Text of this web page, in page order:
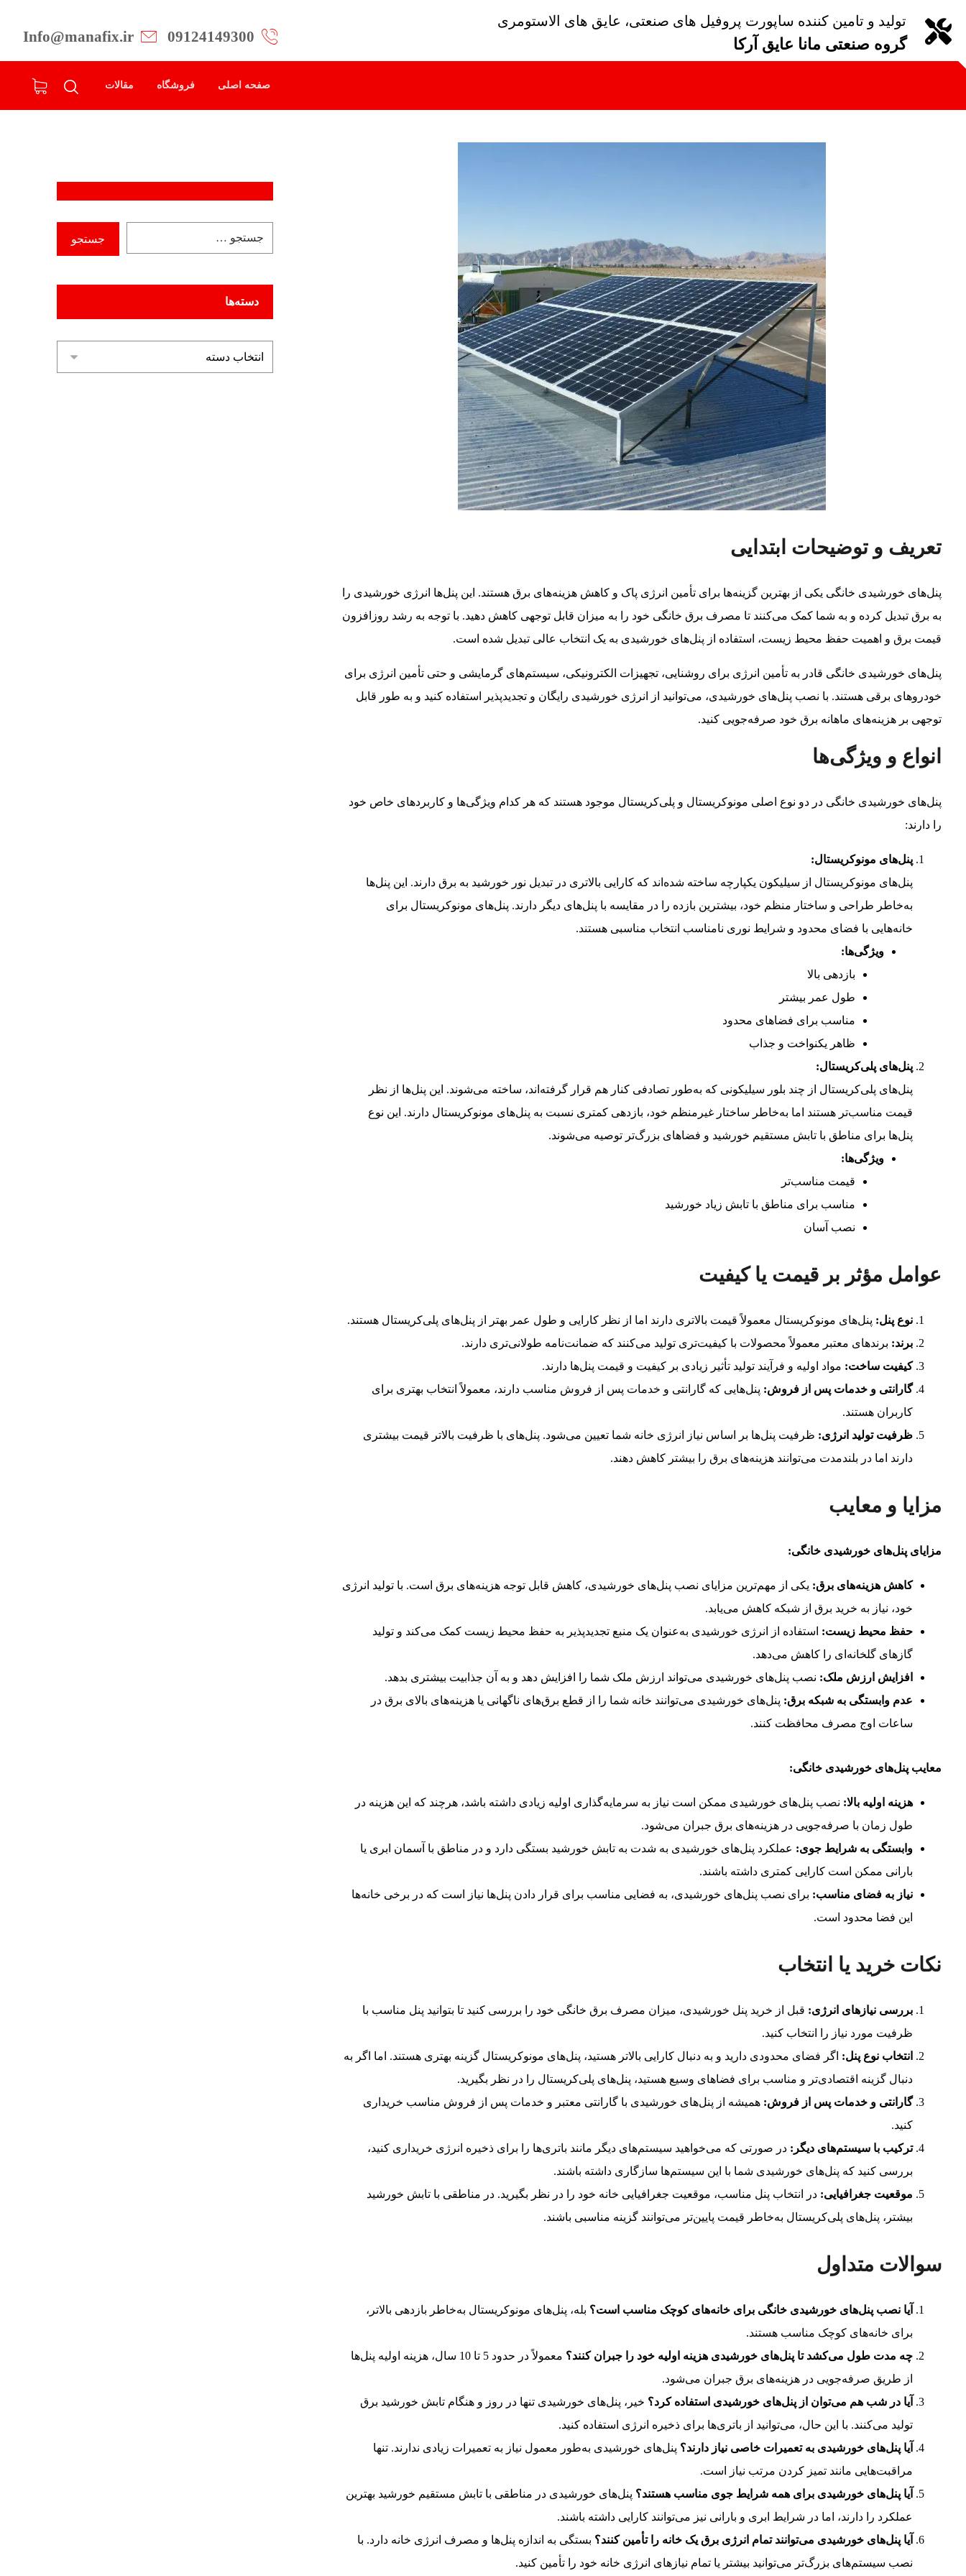
تولید و تامین کننده ساپورت پروفیل های صنعتی، عایق های الاستومری
گروه صنعتی مانا عایق آرکا Info@manafix.ir 09124149300
صفحه اصلی فروشگاه مقالات
تعریف و توضیحات ابتدایی
پنل‌های خورشیدی خانگی یکی از بهترین گزینه‌ها برای تأمین انرژی پاک و کاهش هزینه‌های برق هستند. این پنل‌ها انرژی خورشیدی را
به برق تبدیل کرده و به شما کمک می‌کنند تا مصرف برق خانگی خود را به میزان قابل توجهی کاهش دهید. با توجه به رشد روزافزون
قیمت برق و اهمیت حفظ محیط زیست، استفاده از پنل‌های خورشیدی به یک انتخاب عالی تبدیل شده است.
پنل‌های خورشیدی خانگی قادر به تأمین انرژی برای روشنایی، تجهیزات الکترونیکی، سیستم‌های گرمایشی و حتی تأمین انرژی برای
خودروهای برقی هستند. با نصب پنل‌های خورشیدی، می‌توانید از انرژی خورشیدی رایگان و تجدیدپذیر استفاده کنید و به طور قابل
توجهی بر هزینه‌های ماهانه برق خود صرفه‌جویی کنید.
انواع و ویژگی‌ها
پنل‌های خورشیدی خانگی در دو نوع اصلی مونوکریستال و پلی‌کریستال موجود هستند که هر کدام ویژگی‌ها و کاربردهای خاص خود
را دارند:
پنل‌های مونوکریستال:
پنل‌های مونوکریستال از سیلیکون یکپارچه ساخته شده‌اند که کارایی بالاتری در تبدیل نور خورشید به برق دارند. این پنل‌ها
به‌خاطر طراحی و ساختار منظم خود، بیشترین بازده را در مقایسه با پنل‌های دیگر دارند. پنل‌های مونوکریستال برای
خانه‌هایی با فضای محدود و شرایط نوری نامناسب انتخاب مناسبی هستند.
ویژگی‌ها:
بازدهی بالا
طول عمر بیشتر
مناسب برای فضاهای محدود
ظاهر یکنواخت و جذاب
پنل‌های پلی‌کریستال:
پنل‌های پلی‌کریستال از چند بلور سیلیکونی که به‌طور تصادفی کنار هم قرار گرفته‌اند، ساخته می‌شوند. این پنل‌ها از نظر
قیمت مناسب‌تر هستند اما به‌خاطر ساختار غیرمنظم خود، بازدهی کمتری نسبت به پنل‌های مونوکریستال دارند. این نوع
پنل‌ها برای مناطق با تابش مستقیم خورشید و فضاهای بزرگ‌تر توصیه می‌شوند.
ویژگی‌ها:
قیمت مناسب‌تر
مناسب برای مناطق با تابش زیاد خورشید
نصب آسان
عوامل مؤثر بر قیمت یا کیفیت
نوع پنل: پنل‌های مونوکریستال معمولاً قیمت بالاتری دارند اما از نظر کارایی و طول عمر بهتر از پنل‌های پلی‌کریستال هستند.
برند: برندهای معتبر معمولاً محصولات با کیفیت‌تری تولید می‌کنند که ضمانت‌نامه طولانی‌تری دارند.
کیفیت ساخت: مواد اولیه و فرآیند تولید تأثیر زیادی بر کیفیت و قیمت پنل‌ها دارند.
گارانتی و خدمات پس از فروش: پنل‌هایی که گارانتی و خدمات پس از فروش مناسب دارند، معمولاً انتخاب بهتری برای
کاربران هستند.
ظرفیت تولید انرژی: ظرفیت پنل‌ها بر اساس نیاز انرژی خانه شما تعیین می‌شود. پنل‌های با ظرفیت بالاتر قیمت بیشتری
دارند اما در بلندمدت می‌توانند هزینه‌های برق را بیشتر کاهش دهند.
مزایا و معایب
مزایای پنل‌های خورشیدی خانگی:
کاهش هزینه‌های برق: یکی از مهم‌ترین مزایای نصب پنل‌های خورشیدی، کاهش قابل توجه هزینه‌های برق است. با تولید انرژی
خود، نیاز به خرید برق از شبکه کاهش می‌یابد.
حفظ محیط زیست: استفاده از انرژی خورشیدی به‌عنوان یک منبع تجدیدپذیر به حفظ محیط زیست کمک می‌کند و تولید
گازهای گلخانه‌ای را کاهش می‌دهد.
افزایش ارزش ملک: نصب پنل‌های خورشیدی می‌تواند ارزش ملک شما را افزایش دهد و به آن جذابیت بیشتری بدهد.
عدم وابستگی به شبکه برق: پنل‌های خورشیدی می‌توانند خانه شما را از قطع برق‌های ناگهانی یا هزینه‌های بالای برق در
ساعات اوج مصرف محافظت کنند.
معایب پنل‌های خورشیدی خانگی:
هزینه اولیه بالا: نصب پنل‌های خورشیدی ممکن است نیاز به سرمایه‌گذاری اولیه زیادی داشته باشد، هرچند که این هزینه در
طول زمان با صرفه‌جویی در هزینه‌های برق جبران می‌شود.
وابستگی به شرایط جوی: عملکرد پنل‌های خورشیدی به شدت به تابش خورشید بستگی دارد و در مناطق با آسمان ابری یا
بارانی ممکن است کارایی کمتری داشته باشند.
نیاز به فضای مناسب: برای نصب پنل‌های خورشیدی، به فضایی مناسب برای قرار دادن پنل‌ها نیاز است که در برخی خانه‌ها
این فضا محدود است.
نکات خرید یا انتخاب
بررسی نیازهای انرژی: قبل از خرید پنل خورشیدی، میزان مصرف برق خانگی خود را بررسی کنید تا بتوانید پنل مناسب با
ظرفیت مورد نیاز را انتخاب کنید.
انتخاب نوع پنل: اگر فضای محدودی دارید و به دنبال کارایی بالاتر هستید، پنل‌های مونوکریستال گزینه بهتری هستند. اما اگر به
دنبال گزینه اقتصادی‌تر و مناسب برای فضاهای وسیع هستید، پنل‌های پلی‌کریستال را در نظر بگیرید.
گارانتی و خدمات پس از فروش: همیشه از پنل‌های خورشیدی با گارانتی معتبر و خدمات پس از فروش مناسب خریداری
کنید.
ترکیب با سیستم‌های دیگر: در صورتی که می‌خواهید سیستم‌های دیگر مانند باتری‌ها را برای ذخیره انرژی خریداری کنید،
بررسی کنید که پنل‌های خورشیدی شما با این سیستم‌ها سازگاری داشته باشند.
موقعیت جغرافیایی: در انتخاب پنل مناسب، موقعیت جغرافیایی خانه خود را در نظر بگیرید. در مناطقی با تابش خورشید
بیشتر، پنل‌های پلی‌کریستال به‌خاطر قیمت پایین‌تر می‌توانند گزینه مناسبی باشند.
سوالات متداول
آیا نصب پنل‌های خورشیدی خانگی برای خانه‌های کوچک مناسب است؟ بله، پنل‌های مونوکریستال به‌خاطر بازدهی بالاتر،
برای خانه‌های کوچک مناسب هستند.
چه مدت طول می‌کشد تا پنل‌های خورشیدی هزینه اولیه خود را جبران کنند؟
معمولاً در حدود 5 تا 10 سال، هزینه اولیه پنل‌ها
از طریق صرفه‌جویی در هزینه‌های برق جبران می‌شود.
آیا در شب هم می‌توان از پنل‌های خورشیدی استفاده کرد؟ خیر، پنل‌های خورشیدی تنها در روز و هنگام تابش خورشید برق
تولید می‌کنند. با این حال، می‌توانید از باتری‌ها برای ذخیره انرژی استفاده کنید.
آیا پنل‌های خورشیدی به تعمیرات خاصی نیاز دارند؟ پنل‌های خورشیدی به‌طور معمول نیاز به تعمیرات زیادی ندارند. تنها
مراقبت‌هایی مانند تمیز کردن مرتب نیاز است.
آیا پنل‌های خورشیدی برای همه شرایط جوی مناسب هستند؟ پنل‌های خورشیدی در مناطقی با تابش مستقیم خورشید بهترین
عملکرد را دارند، اما در شرایط ابری و بارانی نیز می‌توانند کارایی داشته باشند.
آیا پنل‌های خورشیدی می‌توانند تمام انرژی برق یک خانه را تأمین کنند؟ بستگی به اندازه پنل‌ها و مصرف انرژی خانه دارد. با
نصب سیستم‌های بزرگ‌تر می‌توانید بیشتر یا تمام نیازهای انرژی خانه خود را تأمین کنید.
دسته‌ها